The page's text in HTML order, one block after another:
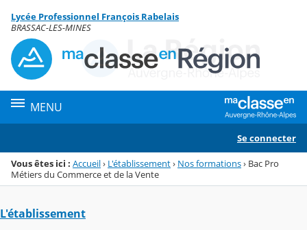
Menu de la rubrique
Contenu
Lycée Professionnel François Rabelais
BRASSAC-LES-MINES
MENU
Se connecter
Vous êtes ici : Accueil› L'établissement› Nos formations› Bac Pro
Métiers du Commerce et de la Vente
L'établissement